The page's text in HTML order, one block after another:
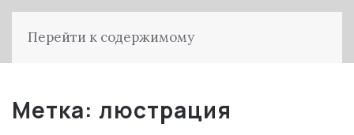
Перейти к содержимому
Метка: люстрация